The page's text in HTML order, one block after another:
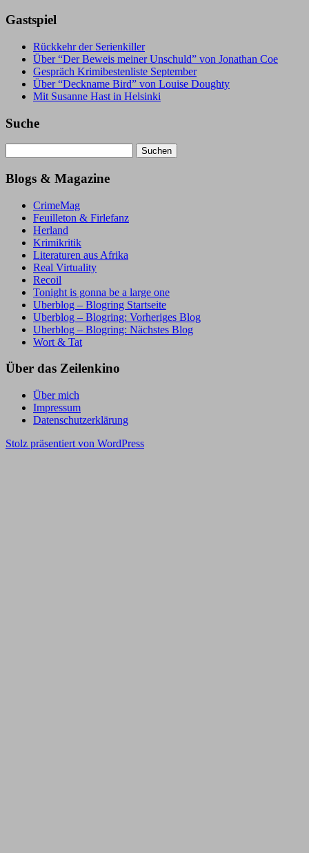
Gastspiel
Rückkehr der Serienkiller
Über “Der Beweis meiner Unschuld” von Jonathan Coe
Gespräch Krimibestenliste September
Über “Deckname Bird” von Louise Doughty
Mit Susanne Hast in Helsinki
Suche
nach:
Blogs & Magazine
CrimeMag
Feuilleton & Firlefanz
Herland
Krimikritik
Literaturen aus Afrika
Real Virtuality
Recoil
Tonight is gonna be a large one
Uberblog – Blogring Startseite
Uberblog – Blogring: Vorheriges Blog
Uberblog – Blogring: Nächstes Blog
Wort & Tat
Über das Zeilenkino
Über mich
Impressum
Datenschutzerklärung
Stolz präsentiert von WordPress